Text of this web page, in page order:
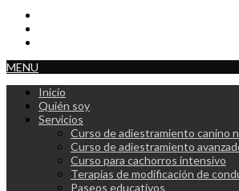
MENU
Inicio
Quién soy
Servicios
Curso de adiestramiento canino
Curso de adiestramiento
Curso para cachorros intensivo
Terapias de modificación de
Paseos educativos